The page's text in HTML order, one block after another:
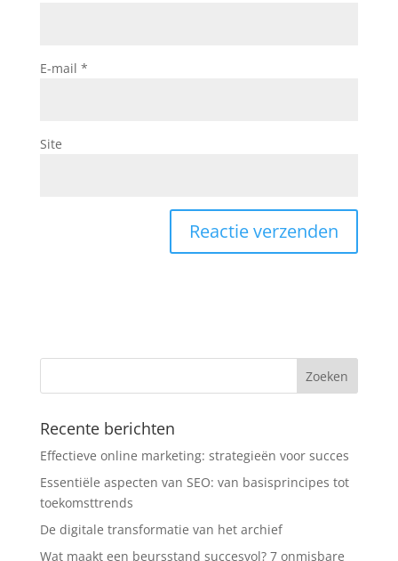
E-mail *
Site
Recente berichten
Effectieve online marketing: strategieën voor succes
Essentiële aspecten van SEO: van basisprincipes tot
toekomsttrends
De digitale transformatie van het archief
Wat maakt een beursstand succesvol? 7 onmisbare